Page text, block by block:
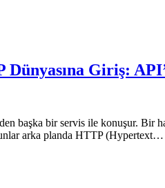
Giriş:
başka bir servis ile konuşur. Bir
arka planda HTTP (Hypertext…